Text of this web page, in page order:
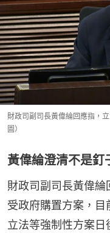
財政司副司長黃偉綸回應指，
圖）
黃偉綸澄清不是
財政司副司長黃偉
受政府購置方案，目
立法等強制性方案